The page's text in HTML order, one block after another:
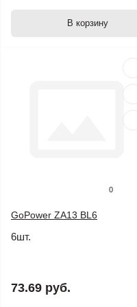
В корзину
0
GoPower ZA13 BL6
6шт.
73.69 руб.